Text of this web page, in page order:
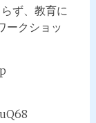
ず、教育に
ークショッ